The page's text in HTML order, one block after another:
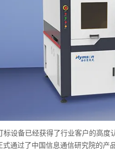
标设备已经获得了行业客户的高
通过了中国信息通信研究院的